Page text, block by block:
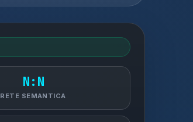
N:N
RETE SEMANTICA